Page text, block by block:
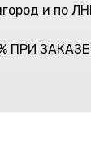
и по
ПРИ